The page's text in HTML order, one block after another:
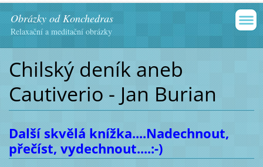
Obrázky od Konchedras
Relaxační a meditační obrázky
Chilský deník aneb
Cautiverio - Jan Burian
Další skvělá knížka....Nadechnout,
přečíst, vydechnout....:-)